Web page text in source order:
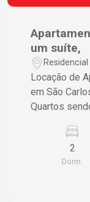
um suíte,
Locação de
em São Carlos/SP. O
Quartos sendo 1
Se estiver
mais
2
Dorm.